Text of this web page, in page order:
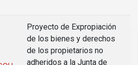
Proyecto de Expropiación
de los bienes y derechos
de los propietarios no
adheridos a la Junta de